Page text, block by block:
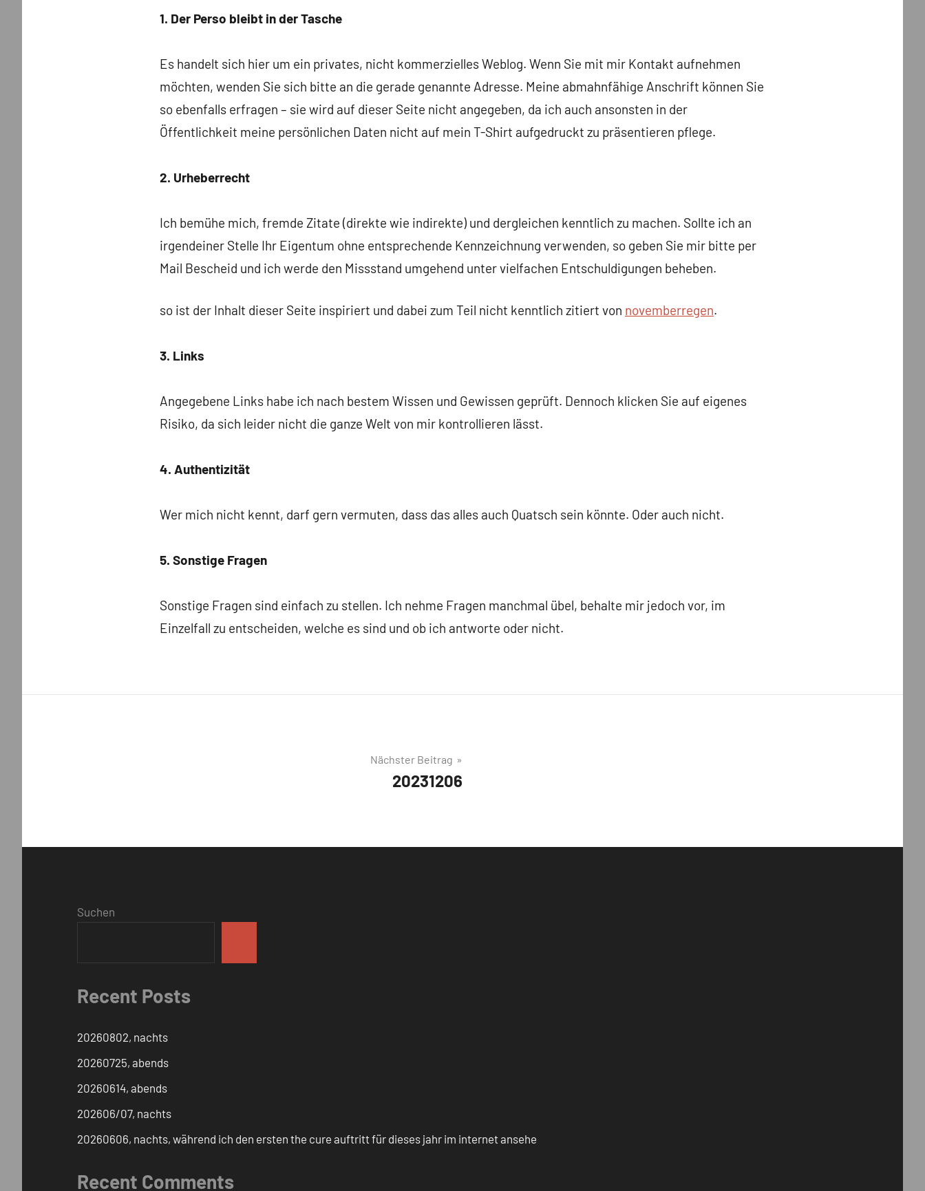
1. Der Perso bleibt in der Tasche
Es handelt sich hier um ein privates, nicht kommerzielles Weblog. Wenn Sie mit mir Kontakt aufnehmen
möchten, wenden Sie sich bitte an die gerade genannte Adresse. Meine abmahnfähige Anschrift können Sie
so ebenfalls erfragen – sie wird auf dieser Seite nicht angegeben, da ich auch ansonsten in der
Öffentlichkeit meine persönlichen Daten nicht auf mein T-Shirt aufgedruckt zu präsentieren pflege.
2. Urheberrecht
Ich bemühe mich, fremde Zitate (direkte wie indirekte) und dergleichen kenntlich zu machen. Sollte ich an
irgendeiner Stelle Ihr Eigentum ohne entsprechende Kennzeichnung verwenden, so geben Sie mir bitte per
Mail Bescheid und ich werde den Missstand umgehend unter vielfachen Entschuldigungen beheben.
so ist der Inhalt dieser Seite inspiriert und dabei zum Teil nicht kenntlich zitiert von novemberregen.
3. Links
Angegebene Links habe ich nach bestem Wissen und Gewissen geprüft. Dennoch klicken Sie auf eigenes
Risiko, da sich leider nicht die ganze Welt von mir kontrollieren lässt.
4. Authentizität
Wer mich nicht kennt, darf gern vermuten, dass das alles auch Quatsch sein könnte. Oder auch nicht.
5. Sonstige Fragen
Sonstige Fragen sind einfach zu stellen. Ich nehme Fragen manchmal übel, behalte mir jedoch vor, im
Einzelfall zu entscheiden, welche es sind und ob ich antworte oder nicht.
Nächster Beitrag
20231206
Suchen
Recent Posts
20260802, nachts
20260725, abends
20260614, abends
202606/07, nachts
20260606, nachts, während ich den ersten the cure auftritt für dieses jahr im internet ansehe
Recent Comments